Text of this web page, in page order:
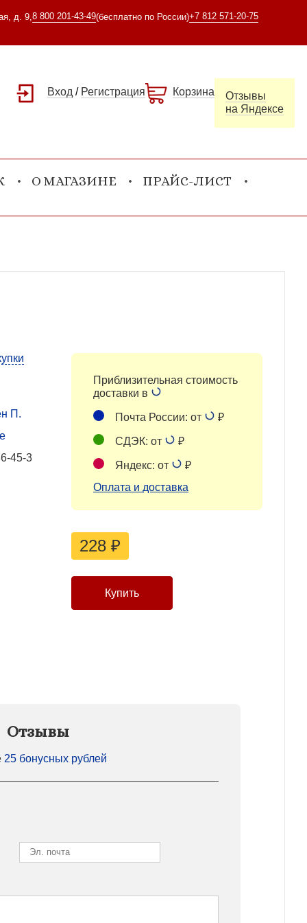
д. 9, 8 800 201-43-49(бесплатно по России)+7 812 571-20-75
Вход / Регистрация Корзина
Отзывы
на Яндексе
О МАГАЗИНЕ ПРАЙС-ЛИСТ
П.
45-3
Приблизительная стоимость
доставки в
Почта России: от ₽
СДЭК: от ₽
Яндекс: от
₽
Оплата и доставка
228 ₽
Отзывы
25 бонусных рублей